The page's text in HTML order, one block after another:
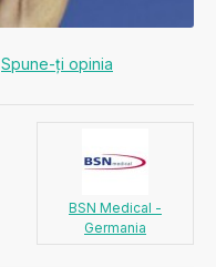
Spune-ţi opinia
BSN Medical -
Germania